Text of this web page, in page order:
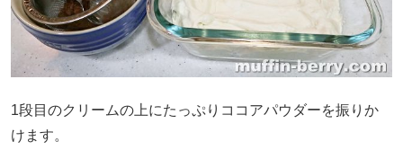
1段目のクリームの上にたっぷりココアパウダーを振りか
けます。